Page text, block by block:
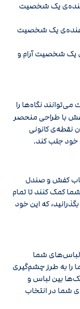
یک شخصیت
یک شخصیت
یک شخصیت آرام و
نگاه‌ها را
با طراحی منحصر
نقطه‌ی کانونی
خود جلب کند.
کفش و صندل
کمک کنند تا تمام
که این خود
لباس‌های شما
را به طرز چشم‌گیری
بین لباس و
در انتخاب